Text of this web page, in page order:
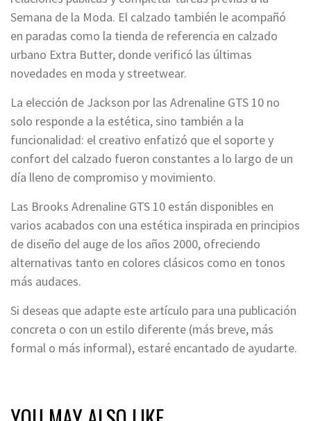
Semana de la Moda. El calzado también le acompañó
en paradas como la tienda de referencia en calzado
urbano Extra Butter, donde verificó las últimas
novedades en moda y streetwear.
La elección de Jackson por las Adrenaline GTS 10 no
solo responde a la estética, sino también a la
funcionalidad: el creativo enfatizó que el soporte y
confort del calzado fueron constantes a lo largo de un
día lleno de compromiso y movimiento.
Las Brooks Adrenaline GTS 10 están disponibles en
varios acabados con una estética inspirada en principios
de diseño del auge de los años 2000, ofreciendo
alternativas tanto en colores clásicos como en tonos
más audaces.
Si deseas que adapte este artículo para una publicación
concreta o con un estilo diferente (más breve, más
formal o más informal), estaré encantado de ayudarte.